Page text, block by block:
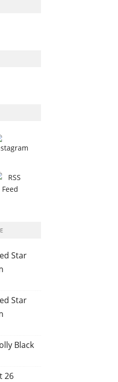
Star
Star
Black
26